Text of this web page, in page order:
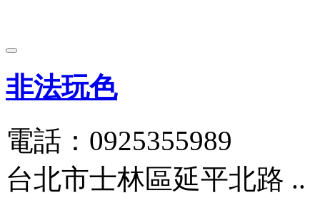
非法玩色
電話：0925355989
台北市士林區延平北路 ..